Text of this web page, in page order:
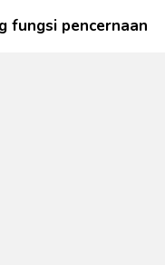
fungsi pencernaan